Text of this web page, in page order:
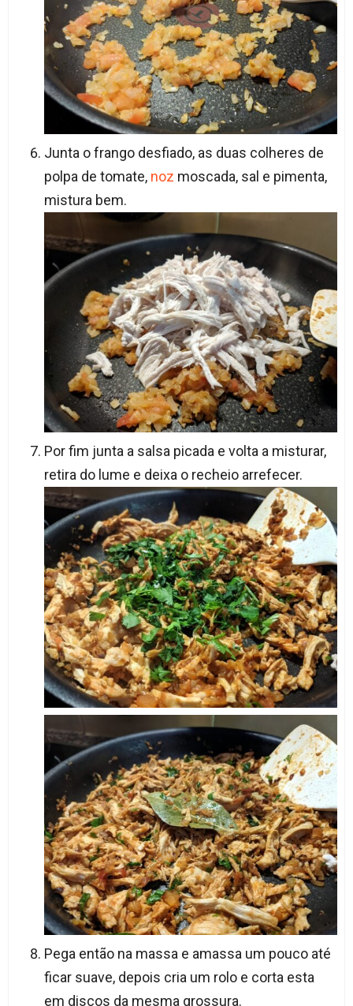
Junta o frango desfiado, as duas colheres de
polpa de tomate, noz moscada, sal e pimenta,
mistura bem.
Por fim junta a salsa picada e volta a misturar,
retira do lume e deixa o recheio arrefecer.
Pega então na massa e amassa um pouco até
ficar suave, depois cria um rolo e corta esta
em discos da mesma grossura.